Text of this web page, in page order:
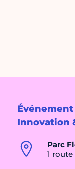
Innovation
Parc
1 route